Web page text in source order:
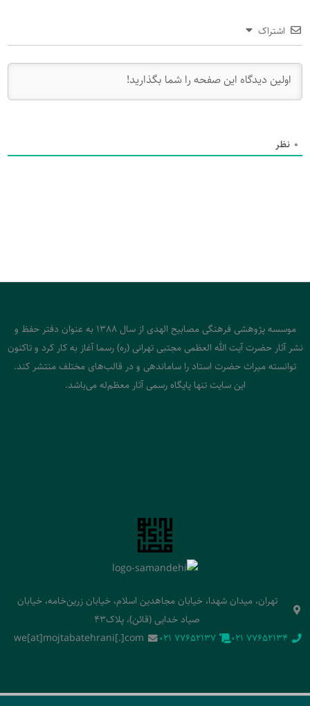
اشتراک
0 نظر
موسسه پژوهشی فرهنگی مصابیح الهدی از سال 1388 به عنوان دفتر حفظ و
نشر آثار حضرت آیت الله العظمی مجتبی تهرانی (ره) رسما آغاز به کار کرد و تاکنون
توانسته میراث حضرت استاد را ساماندهی و در قالب‌های مختلف منتشر کند.
این سایت تنها پایگاه رسمی آثار معظم‌له می‌باشد.
تهران، میدان شهدا، خیابان مجاهدین اسلام، خیابان زرین‌خامه، خیابان
صیاد خدایی (قائن)، پلاک43
‭021 77652134‬
‭021 77652137‬
we[at]mojtabatehrani[.]com